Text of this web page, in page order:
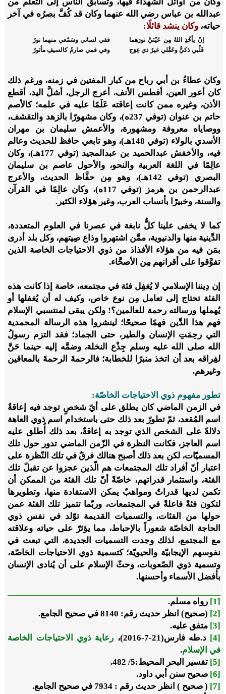
عبدالله بن عباس رضي الله عنهما وكان قد كُفَّ بصرُه في آخر
حياته، وكان ينشد قائلًا:
إنْ يأخُذِ اللهُ مِن عَيْنَيَّ نورَهما
ففي لساني وسَمْعي منهما نورُ
قَلْبي ذكيٌّ وعَقْلي غيرُ ذي عِوَج
وفي فمي صارمٌ كالسيفِ مأثورُ
وكان عطاءُ بن أبي رباح من كبار المفتين في زمنه، ورغم ذلك
كان أعور العين، أفطس الأنف، أعرج الرجل، أشلَّ اليد، أقطع
الأذن، وغيره ممن كانت إعاقته عَلَمًا عليه في علمه؛ كالأصم
حاتم بن عنوان (توفي 237ه)، وكان مشهورًا بالزهد والتقشف،
ووصاياه معروفة ومشهورة، والأعمش سليمان بن مهران
الأسدي بالولاء (توفي 148هـ)، وهو تابعي حافظ للحديث وعالم
فيه، والأخفش عبدالحميد بن عبدالمجيد (توفي 177هـ)، وكان
عالِمًا في اللغة العربية والنحو، والأحول عاصم بن سليمان
البصري (توفي 142هـ)، وهو مِن حفَّاظ الحديث، والأعرج
عبدالرحمن بن هرمز (توفي 117ه)، وكان عالِمًا في القرآن
والسنة، وخبيرًا بأنساب العرب، وغير هؤلاء الكثير.
كما لا يخفى علينا كلُّ نابغة في عصرنا في العلوم المتعددة،
الدِّينية منها والدنيوية، ممَّن اشتهروا وذاع صِيتهم، وكل بلد أدرى
بمَن فيه من هؤلاء الأفذاذ من ذوي الاحتياجات الخاصة الذين
تفوَّقوا على أقرانهم مِن الأصحَّاء.
إن دِيننا الإسلامي لا يُغفِل فئة في مجتمعه، خاصة إذا كانت هذه
الفئة تحتاج إلى تعامل مِن نوع خاص، وكيف له أن يُغفلها أو
يُهملها ورسالته رحمة للعالمين؟! ولكن يبقى لمنتسبي الإسلام
فهم هذا الدِّين فهمًا صحيحًا؛ لينشروا هذه الرسالة المحمدية
التي رحِمَتِ الإنسان والطير، حتى الجماد؛ فقد التزم رسولُ
الله صلى الله عليه وسلم جِذْع النخلة، وضمَّه إليه حينما حَنَّ
لفِراقه بعد أن اتخذ منبرًا للخطابة؛ فالرحمةَ الرحمةَ بالمعاقين
وغيرهم.
تطور مفهوم ذوي الاحتياجات الخاصّة:
في الزمن الماضي كان يطلق على أيّ شخصٍ توجد فيه إعاقةٌ
اسم المُقعد، ثمّ تطورّ بعد ذلك حتى باستخدام اسم ذوي العاهة
دلالةً على الشخص الذي توجد به إعاقةٌ، بعد ذلك أُطلق عليه
اسم العاجز، فكانت النظرة في الزّمن الماضي تدور حول تلك
المسميّات، لكن بعد ذلك أصبح هنالك فرقٌ في تلك النّظرة على
اعتبار أنّ أفراد تلك المجتمعات هم الّذين عجزوا عن تقبلّ تلك
الفئة، واستثمار قدراتهم، خاصّةً أنّ تلك الفئة من الممكن أن
تكمن لديها قدراتٌ ومواهبٌ يمكن الاستفادة منها، وتطويرها
لتكون فئةً فاعلةً في المجتمعات، وربّما تتميز تلك الفئة عمن
حولها من الفئات، والتسميات القديمة توّلد في نفس ذوي
الحاجة الخاصّة شعوراً بالإحباط، مما يؤثرّ على حياته وعلاقته
مع المجتمع، لذلك وجدت التسميات الجديدة، التي تبعث في
نفوسهم الإيجابيّة والحيويّة؛ كتسمية ذوي الاحتياجات الخاصّة،
وتسمية ذوي الصّعوبات، وحثّ الإسلام على أن يُنادى الإنسان
بأفضل الأسماء وأحسنها.
[1]
رواه مسلم.
[2]
(صحيح) انظر حديث رقم: 8140 في صحيح الجامع.
[3]
متفق عليه.
[4]
د.طه فارس(21-7-2016)،
رعاية ذوي الاحتياجات الخاصة
في الإسلام.
[5]
تفسير البحر المحيط:5/ 482.
[6]
صحيح سنن أبي داود.
[7]
( صحيح ) انظر حديث رقم : 7934 في صحيح الجامع.